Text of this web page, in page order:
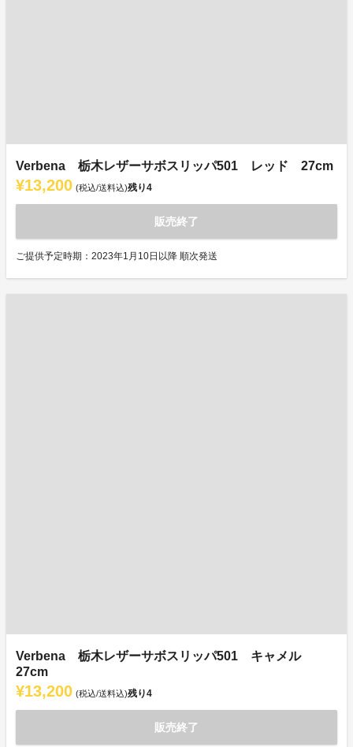
Verbena 栃木レザーサボスリッパ501 レッド 27cm
¥13,200 (税込/送料込)残り4
販売終了
ご提供予定時期：2023年1月10日以降 順次発送
Verbena 栃木レザーサボスリッパ501 キャメル
27cm
¥13,200 (税込/送料込)残り4
販売終了